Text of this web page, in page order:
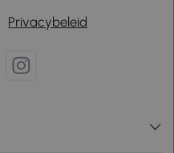
Privacybeleid